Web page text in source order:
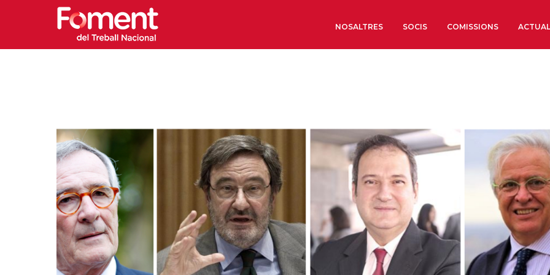
NOSALTRES
Estructura Executiva
Institut d’Estudis
Societat Barcelonesa
Econòmics i Socials
Organitzacions
Organitzacions
Coneix més
SOCIS COMISSIONS